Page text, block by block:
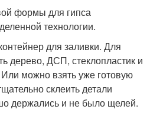
формы для гипса
технологии.
для заливки. Для
дерево, ДСП, стеклопластик и
можно взять уже готовую
склеить детали
держались и не было щелей.